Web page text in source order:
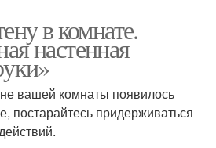
в комнате.
настенная
вашей комнаты появилось
постарайтесь придерживаться